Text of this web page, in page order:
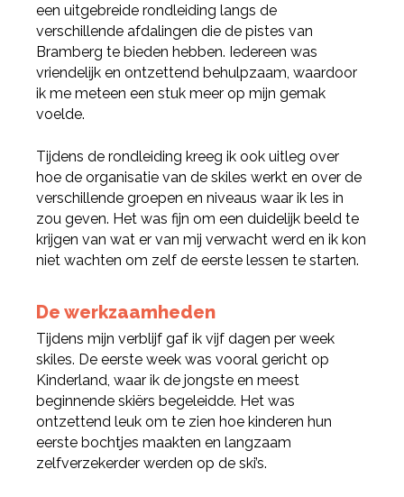
een uitgebreide rondleiding langs de
verschillende afdalingen die de pistes van
Bramberg te bieden hebben. Iedereen was
vriendelijk en ontzettend behulpzaam, waardoor
ik me meteen een stuk meer op mijn gemak
voelde.
Tijdens de rondleiding kreeg ik ook uitleg over
hoe de organisatie van de skiles werkt en over de
verschillende groepen en niveaus waar ik les in
zou geven. Het was fijn om een duidelijk beeld te
krijgen van wat er van mij verwacht werd en ik kon
niet wachten om zelf de eerste lessen te starten.
De werkzaamheden
Tijdens mijn verblijf gaf ik vijf dagen per week
skiles. De eerste week was vooral gericht op
Kinderland, waar ik de jongste en meest
beginnende skiërs begeleidde. Het was
ontzettend leuk om te zien hoe kinderen hun
eerste bochtjes maakten en langzaam
zelfverzekerder werden op de ski’s.